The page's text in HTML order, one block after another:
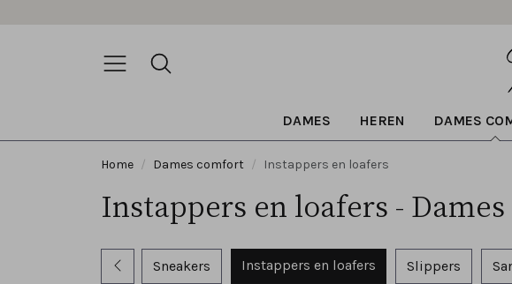
DAMES HEREN DAMES
Home Dames comfort Instappers en loafers
Instappers en loafers -
Sneakers Instappers en loafers Slippers